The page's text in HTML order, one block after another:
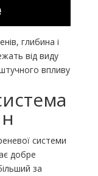
глибина і
від виду
впливу
системи
добре
за